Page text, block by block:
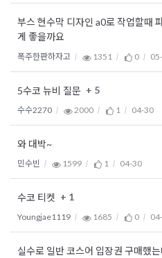
부스 현수막 디자인 a0로 작업할때
게 좋을까요
폭주한판하자고 1351 0
5수코 뉴비 질문 + 5
수수2270 2000 1 04-30
와 대박~
민수빈 1599 1 04-30
수코 티켓 + 1
Youngjae1119 1685 0
실수로 일반 코스어 입장권 구매했